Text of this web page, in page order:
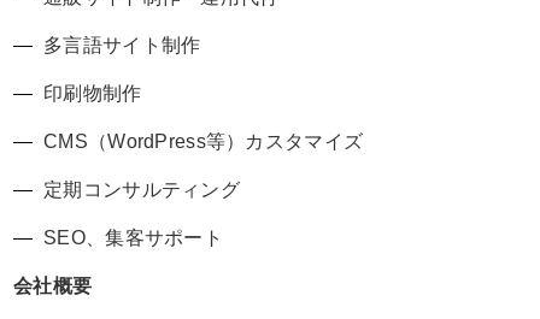
多言語サイト制作
印刷物制作
CMS（WordPress等）カスタマイズ
定期コンサルティング
SEO、集客サポート
会社概要